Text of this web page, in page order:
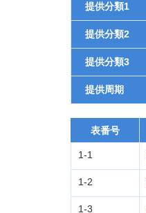
提供分類1
提供分類2
提供分類3
提供周期
表番号
1-1
1-2
1-3